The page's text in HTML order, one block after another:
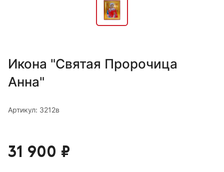
Икона "Святая Пророчица
Анна"
Артикул: 3212в
31 900 ₽